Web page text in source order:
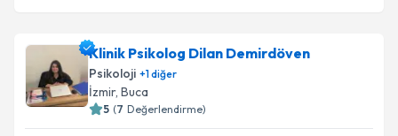
Klinik Psikolog Dilan Demirdöven
Psikoloji +1diğer
İzmir, Buca
5 (7 Değerlendirme)